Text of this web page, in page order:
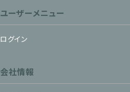
ユーザーメニュー
ログイン
会社情報